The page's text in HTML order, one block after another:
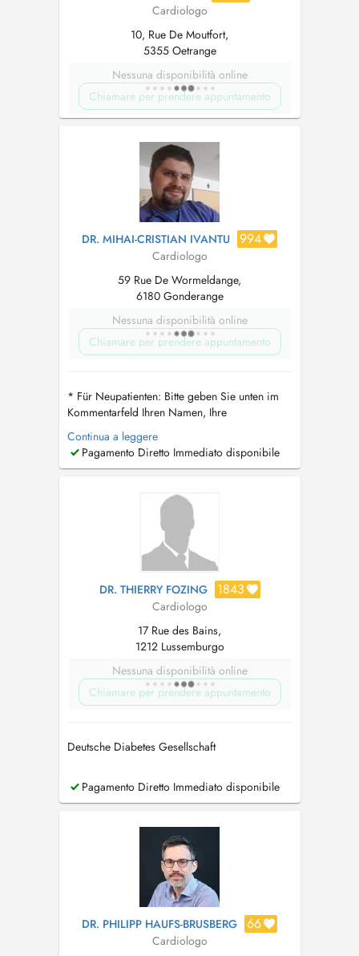
Cardiologo
10, Rue De Moutfort,
5355 Oetrange
Nessuna disponibilità online
Chiamare per prendere appuntamento
DR. MIHAI-CRISTIAN IVANTU 994
Cardiologo
59 Rue De Wormeldange,
6180 Gonderange
Nessuna disponibilità online
Chiamare per prendere appuntamento
* Für Neupatienten: Bitte geben Sie unten im
Kommentarfeld Ihren Namen, Ihre
Matrikelnummer, Ihre vollständige Adresse, Ihre
Krankenversicherung und Beschwerden ein +
bitte bringen Sie eine Überweisung R1 für
Std Untersuchungen) sowie für Belastung...
Continua a leggere
Pagamento Diretto Immediato disponibile
DR. THIERRY FOZING 1843
Cardiologo
17 Rue des Bains,
1212 Lussemburgo
Nessuna disponibilità online
Chiamare per prendere appuntamento
Deutsche Diabetes Gesellschaft
Pagamento Diretto Immediato disponibile
DR. PHILIPP HAUFS-BRUSBERG 66
Cardiologo